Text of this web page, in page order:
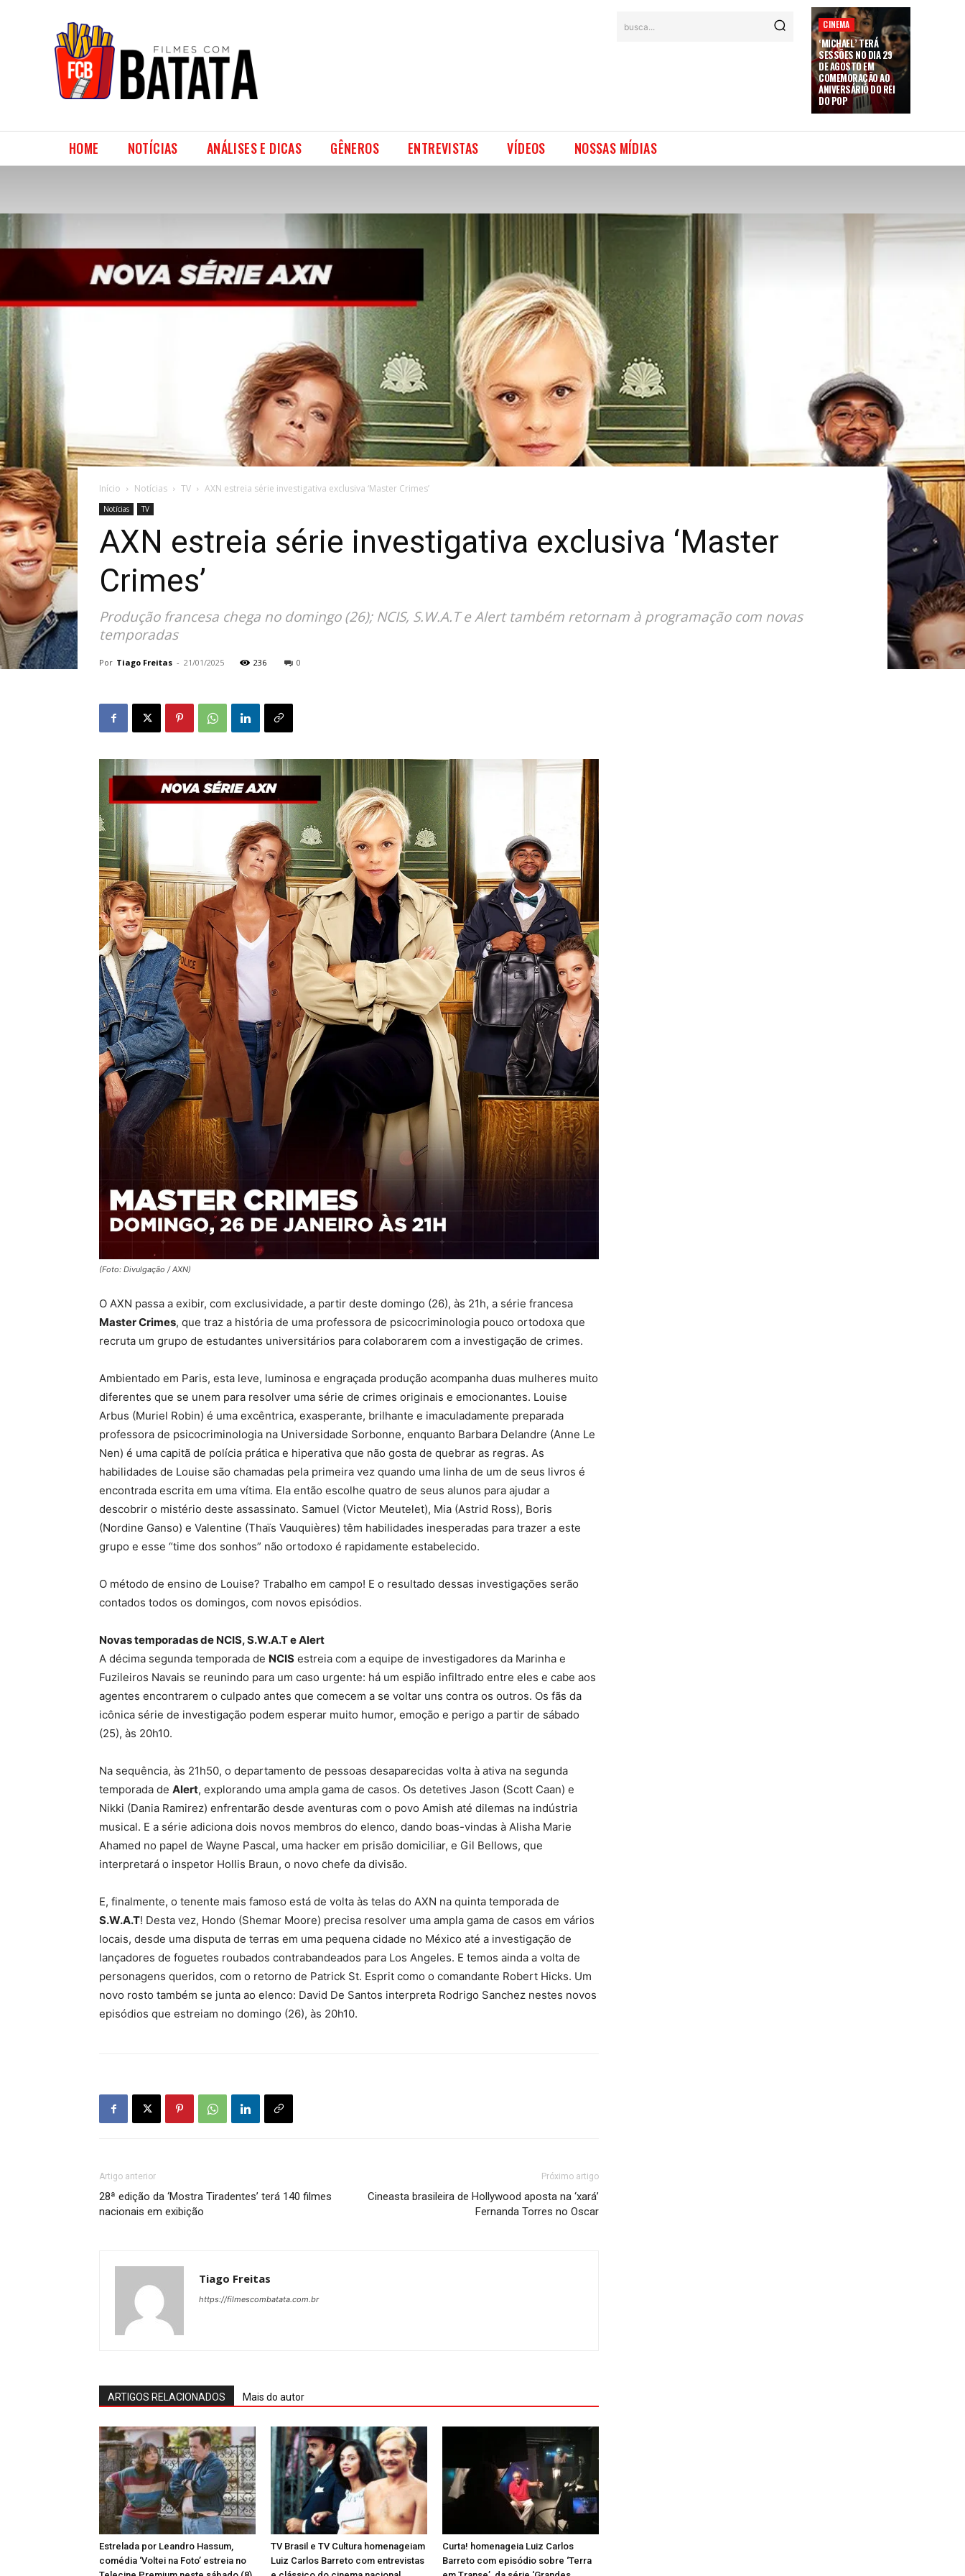
busca... CINEMA
‘MICHAEL’ TERÁ
SESSÕES NO DIA 29
DE AGOSTO EM
COMEMORAÇÃO AO
ANIVERSÁRIO DO REI
DO POP
HOME NOTÍCIAS ANÁLISES E DICAS GÊNEROS ENTREVISTAS VÍDEOS NOSSAS MÍDIAS
Início Notícias TV AXN estreia série investigativa exclusiva ‘Master Crimes’
Notícias TV
AXN estreia série investigativa exclusiva ‘Master
Crimes’
Produção francesa chega no domingo (26); NCIS, S.W.A.T e Alert também retornam à programação com novas
temporadas
Por Tiago Freitas - 21/01/2025 236 0
(Foto: Divulgação / AXN)
O AXN passa a exibir, com exclusividade, a partir deste domingo (26), às 21h, a série francesa
Master Crimes, que traz a história de uma professora de psicocriminologia pouco ortodoxa que
recruta um grupo de estudantes universitários para colaborarem com a investigação de crimes.
Ambientado em Paris, esta leve, luminosa e engraçada produção acompanha duas mulheres muito
diferentes que se unem para resolver uma série de crimes originais e emocionantes. Louise
Arbus (Muriel Robin) é uma excêntrica, exasperante, brilhante e imaculadamente preparada
professora de psicocriminologia na Universidade Sorbonne, enquanto Barbara Delandre (Anne Le
Nen) é uma capitã de polícia prática e hiperativa que não gosta de quebrar as regras. As
habilidades de Louise são chamadas pela primeira vez quando uma linha de um de seus livros é
encontrada escrita em uma vítima. Ela então escolhe quatro de seus alunos para ajudar a
descobrir o mistério deste assassinato. Samuel (Victor Meutelet), Mia (Astrid Ross), Boris
(Nordine Ganso) e Valentine (Thaïs Vauquières) têm habilidades inesperadas para trazer a este
grupo e esse “time dos sonhos” não ortodoxo é rapidamente estabelecido.
O método de ensino de Louise? Trabalho em campo! E o resultado dessas investigações serão
contados todos os domingos, com novos episódios.
Novas temporadas de NCIS, S.W.A.T e Alert
A décima segunda temporada de NCIS estreia com a equipe de investigadores da Marinha e
Fuzileiros Navais se reunindo para um caso urgente: há um espião infiltrado entre eles e cabe aos
agentes encontrarem o culpado antes que comecem a se voltar uns contra os outros. Os fãs da
icônica série de investigação podem esperar muito humor, emoção e perigo a partir de sábado
(25), às 20h10.
Na sequência, às 21h50, o departamento de pessoas desaparecidas volta à ativa na segunda
temporada de Alert, explorando uma ampla gama de casos. Os detetives Jason (Scott Caan) e
Nikki (Dania Ramirez) enfrentarão desde aventuras com o povo Amish até dilemas na indústria
musical. E a série adiciona dois novos membros do elenco, dando boas-vindas à Alisha Marie
Ahamed no papel de Wayne Pascal, uma hacker em prisão domiciliar, e Gil Bellows, que
interpretará o inspetor Hollis Braun, o novo chefe da divisão.
E, finalmente, o tenente mais famoso está de volta às telas do AXN na quinta temporada de
S.W.A.T! Desta vez, Hondo (Shemar Moore) precisa resolver uma ampla gama de casos em vários
locais, desde uma disputa de terras em uma pequena cidade no México até a investigação de
lançadores de foguetes roubados contrabandeados para Los Angeles. E temos ainda a volta de
personagens queridos, com o retorno de Patrick St. Esprit como o comandante Robert Hicks. Um
novo rosto também se junta ao elenco: David De Santos interpreta Rodrigo Sanchez nestes novos
episódios que estreiam no domingo (26), às 20h10.
Artigo anterior
28ª edição da ‘Mostra Tiradentes’ terá 140 filmes
nacionais em exibição
Próximo artigo
Cineasta brasileira de Hollywood aposta na ‘xará’
Fernanda Torres no Oscar
Tiago Freitas
https://filmescombatata.com.br
ARTIGOS RELACIONADOS Mais do autor
Estrelada por Leandro Hassum,
comédia ‘Voltei na Foto’ estreia no
TV Brasil e TV Cultura homenageiam
Luiz Carlos Barreto com entrevistas
Curta! homenageia Luiz Carlos
Barreto com episódio sobre ‘Terra